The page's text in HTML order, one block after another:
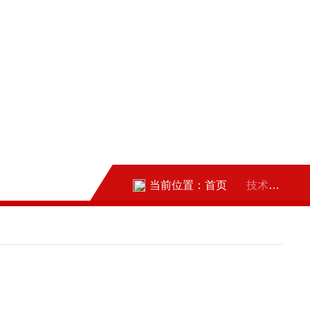
当前位置：首页 技术文章